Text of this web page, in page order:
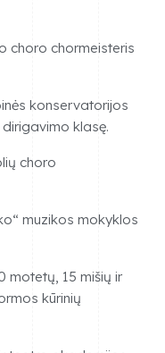
choro chormeisteris
konservatorijos
klasę.
choro
muzikos mokyklos
motetų, 15 mišių ir
kūrinių